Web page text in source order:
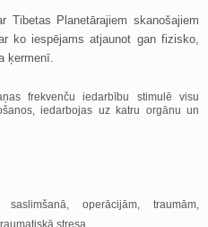
Tibetas Planetārajiem skanošajiem
ko iespējams atjaunot gan fizisko,
ķermenī.
frekvenču iedarbību stimulē visu
iedarbojas uz katru orgānu un
operācijām, traumām,
stresa.